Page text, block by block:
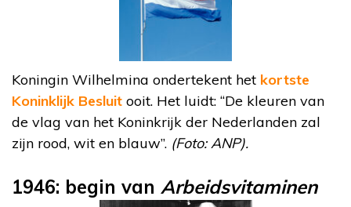
Koningin Wilhelmina ondertekent het kortste
Koninklijk Besluit ooit. Het luidt: “De kleuren van
de vlag van het Koninkrijk der Nederlanden zal
zijn rood, wit en blauw”. (Foto: ANP).
1946: begin van Arbeidsvitaminen